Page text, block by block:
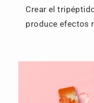
Crear el
produce efectos